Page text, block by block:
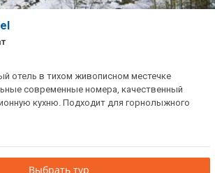
отель в тихом живописном местечке
современные номера, качественный
кухню. Подходит для горнолыжного
Выбрать тур